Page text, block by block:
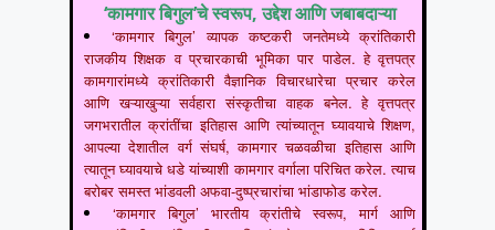
‘कामगार बिगुल’चे स्वरूप, उद्देश आणि जबाबदाऱ्या
‘कामगार बिगुल’ व्यापक कष्टकरी जनतेमध्ये क्रांतिकारी
राजकीय शिक्षक व प्रचारकाची भूमिका पार पाडेल. हे वृत्तपत्र
कामगारांमध्ये क्रांतिकारी वैज्ञानिक विचारधारेचा प्रचार करेल
आणि खऱ्याखुऱ्या सर्वहारा संस्कृतीचा वाहक बनेल. हे वृत्तपत्र
जगभरातील क्रांतींचा इतिहास आणि त्यांच्यातून घ्यावयाचे शिक्षण,
आपल्या देशातील वर्ग संघर्ष, कामगार चळवळीचा इतिहास आणि
त्यातून घ्यावयाचे धडे यांच्याशी कामगार वर्गाला परिचित करेल. त्याच
बरोबर समस्त भांडवली अफवा-दुष्प्रचारांचा भांडाफोड करेल.
‘कामगार बिगुल’ भारतीय क्रांतीचे स्वरूप, मार्ग आणि